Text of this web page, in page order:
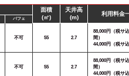
面積
(㎡)
天井高
(m)
利用料金
バフェ
不可 55 2.7
88,000円（税サ
間）
44,000円（税サ
不可 55 2.7
88,000円（税サ
間）
44,000円（税サ